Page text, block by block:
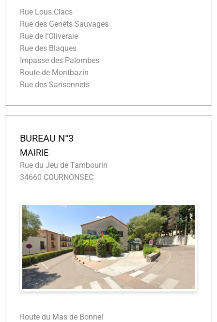
Rue Lous Clacs
Rue des Genêts Sauvages
Rue de l’Oliveraie
Rue des Blaques
Impasse des Palombes
Route de Montbazin
Rue des Sansonnets
BUREAU N°3
MAIRIE
Rue du Jeu de Tambourin
34660 COURNONSEC
Route du Mas de Bonnel